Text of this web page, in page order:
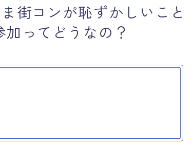
街コンが恥ずかしいこと
ってどうなの？